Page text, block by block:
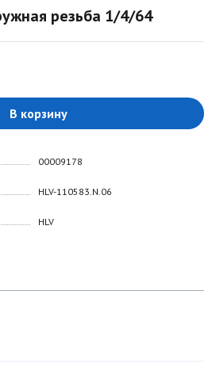
резьба 1/4/64
В корзину
00009178
HLV-110583.N.06
HLV